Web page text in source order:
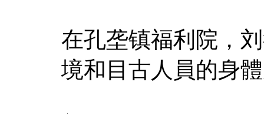
在孔垄镇福利院，
境和目古人員的身